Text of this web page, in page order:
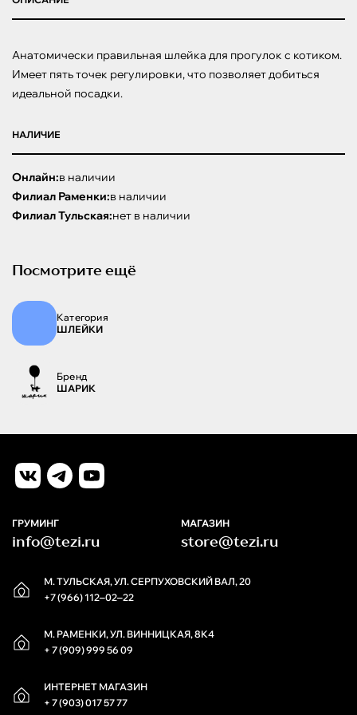
Анатомически правильная шлейка для прогулок с котиком.
Имеет пять точек регулировки, что позволяет добиться
идеальной посадки.
НАЛИЧИЕ
Онлайн:в наличии
Филиал Раменки:в наличии
Филиал Тульская:нет в наличии
Посмотрите ещё
Категория
ШЛЕЙКИ
Бренд
ШАРИК
М. ТУЛЬСКАЯ, УЛ. СЕРПУХОВСКИЙ ВАЛ, 20
+7 (966) 112‒02‒22
М. РАМЕНКИ, УЛ. ВИННИЦКАЯ, 8К4
+ 7 (909) 999 56 09
ИНТЕРНЕТ МАГАЗИН
+ 7 (903) 017 57 77
ГРУМИНГ
info@tezi.ru
МАГАЗИН
store@tezi.ru